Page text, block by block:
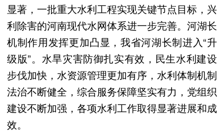
显著，一批重大水利工程实现关键节点目标，兴
利除害的河南现代水网体系进一步完善。河湖长
机制作用发挥更加凸显，我省河湖长制进入“升
级版”。水旱灾害防御扎实有效，民生水利建设
步伐加快，水资源管理更加有序，水利体制机制
法治不断健全，综合服务保障坚实有力，党组织
建设不断加强，各项水利工作取得显著进展和成
效。